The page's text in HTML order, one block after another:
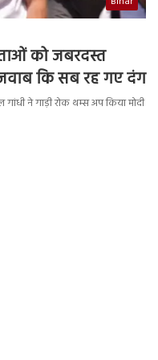
को जबरदस्त
कि सब रह गए दंग
ने गाड़ी रोक थम्स अप किया मोदी